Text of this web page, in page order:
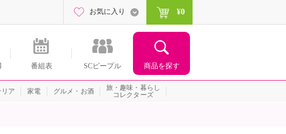
ル
番組表 SCピープル 商品を探す
お気に入り ¥0
ア 家電 グルメ・お酒
旅・趣味・暮らし
コレクターズ